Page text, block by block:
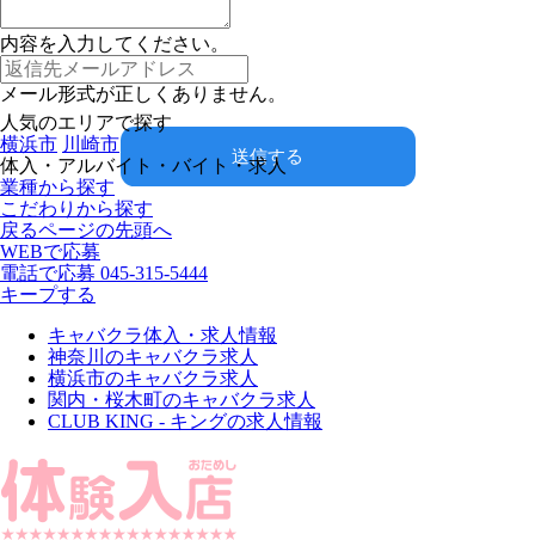
内容を入力してください。
メール形式が正しくありません。
送信する
人気のエリアで探す
横浜市 川崎市
体入・アルバイト・バイト・求人
業種から探す
こだわりから探す
戻るページの先頭へ
WEBで応募
電話で応募 045-315-5444
キープする
キャバクラ体入・求人情報
神奈川のキャバクラ求人
横浜市のキャバクラ求人
関内・桜木町のキャバクラ求人
CLUB KING - キングの求人情報